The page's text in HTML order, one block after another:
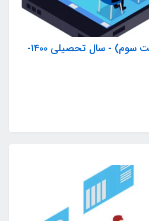
ریاضی دوم - تقارن(قسمت سوم) - سال تحصیلی 1400-